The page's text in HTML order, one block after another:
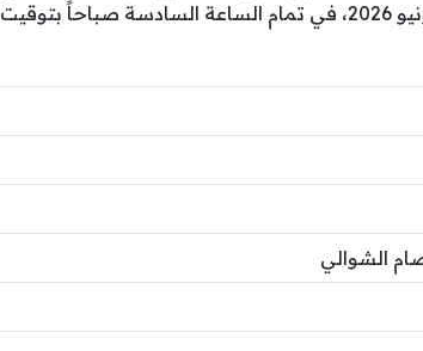
ومن المقرر أن تنطلق صافرة البداية يوم الثلاثاء، الموافق 23 يونيو 2026، في تمام الساعة السادسة صباحاً بتوقيت
الشوالي